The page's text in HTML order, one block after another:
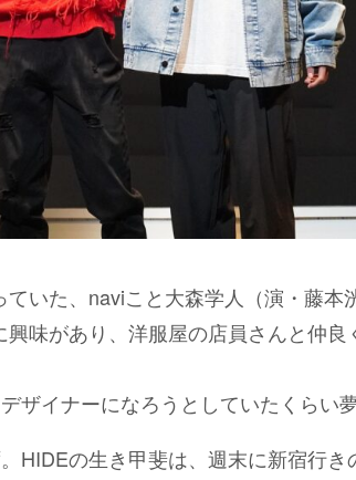
いた、naviこと大森学人（演・藤本
味があり、洋服屋の店員さんと仲良
ザイナーになろうとしていたくらい
HIDEの生き甲斐は、週末に新宿行